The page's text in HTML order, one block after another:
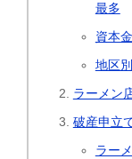
最多
資本
地区
ラーメン
破産申立
ラー